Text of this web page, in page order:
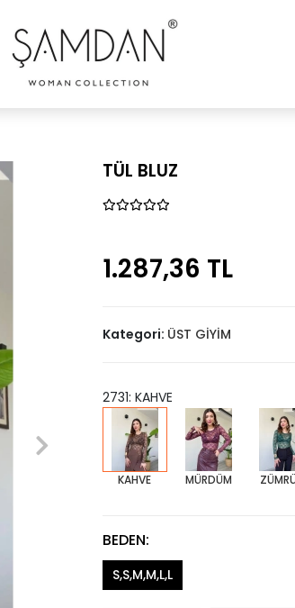
TÜL BLUZ
1.287,36 TL
Kategori: ÜST GİYİM
2731: KAHVE
KAHVE MÜRDÜM
BEDEN:
S,S,M,M,L,L